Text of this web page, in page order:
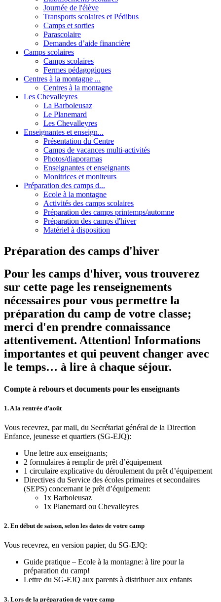
Journée de l'élève
Transports scolaires et Pédibus
Camps et sorties
Parascolaire
Demandes d’aide financière
Camps scolaires
Camps scolaires
Fermes pédagogiques
Centres à la montagne ...
Centres à la montagne
Les Chevalleyres
La Barboleusaz
Le Planemard
Les Chevalleyres
Enseignantes et enseign...
Présentation du Centre
Camps de vacances multi-activités
Photos/diaporamas
Enseignantes et enseignants
Monitrices et moniteurs
Préparation des camps d...
Ecole à la montagne
Activités des camps scolaires
Préparation des camps printemps/automne
Préparation des camps d'hiver
Matériel à disposition
Préparation des camps d'hiver
Pour les camps d'hiver, vous trouverez
sur cette page les renseignements
nécessaires pour vous permettre la
préparation du camp de votre classe;
merci d'en prendre connaissance
attentivement. Attention! Informations
importantes et qui peuvent changer avec
le temps… à lire à chaque séjour.
Compte à rebours et documents pour les enseignants
1. A la rentrée d’août
Vous recevrez, par mail, du Secrétariat général de la Direction
Enfance, jeunesse et quartiers (SG-EJQ):
Une lettre aux enseignants;
2 formulaires à remplir de prêt d’équipement
1 circulaire explicative du déroulement du prêt d’équipement
Directives du Service des écoles primaires et secondaires
(SEPS) concernant le prêt d’équipement:
1x Barboleusaz
1x Planemard ou Chevalleyres
2. En début de saison, selon les dates de votre camp
Vous recevrez, en version papier, du SG-EJQ:
Guide pratique – Ecole à la montagne: à lire pour la
préparation du camp!
Lettre du SG-EJQ aux parents à distribuer aux enfants
3. Lors de la préparation de votre camp